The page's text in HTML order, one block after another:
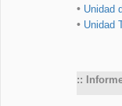
• Unidad
• Unidad
::